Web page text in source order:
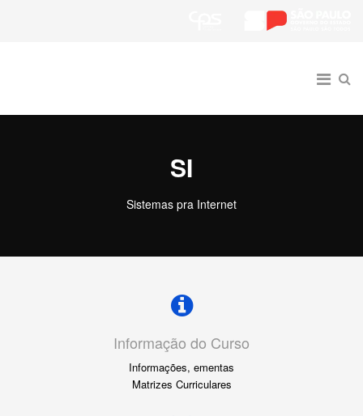
SI
Sistemas pra Internet
Informação do Curso
Informações, ementas
Matrizes Curriculares